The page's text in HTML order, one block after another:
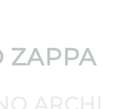
ZAPPA